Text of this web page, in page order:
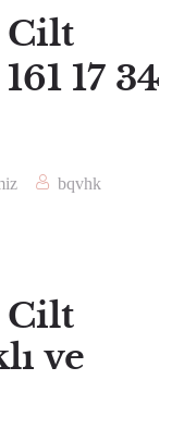
Cilt
17 34
bqvhk
Cilt
ve